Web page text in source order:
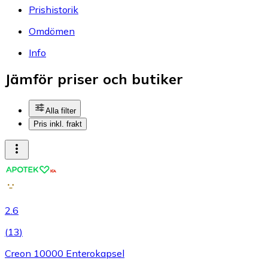
Prishistorik
Omdömen
Info
Jämför priser och butiker
Alla filter
Pris inkl. frakt
2.6
(13)
Creon 10000 Enterokapsel